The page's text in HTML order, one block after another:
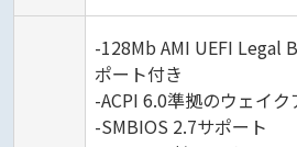
-128Mb AMI UEFI Legal
ポート付き
-ACPI 6.0準拠のウェイ
-SMBIOS 2.7サポート